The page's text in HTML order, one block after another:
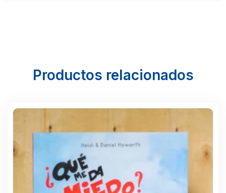
Productos relacionados